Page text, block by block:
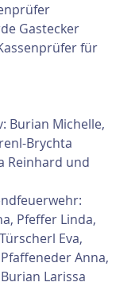
Gastecker
für
Burian Michelle,
Brychta
Reinhard und
Pfeffer Linda,
Eva,
Anna,
Larissa